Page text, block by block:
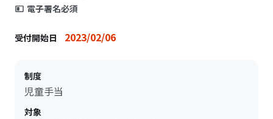
電子署名必須
受付開始日 2023/02/06
制度
児童手当
対象